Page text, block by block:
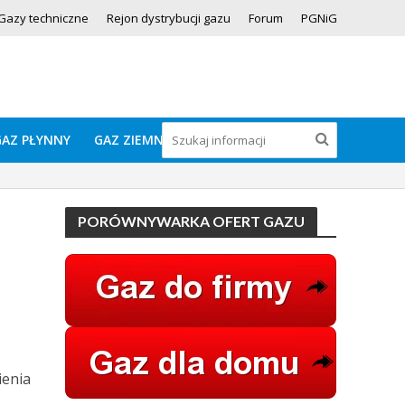
techniczne Rejon dystrybucji gazu Forum PGNiG
PŁYNNY GAZ ZIEMNY
PORÓWNYWARKA OFERT GAZU